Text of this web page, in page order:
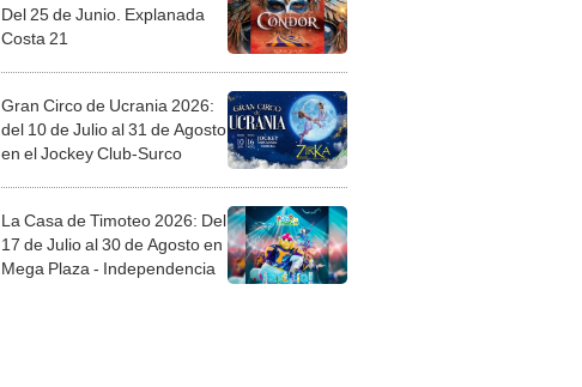
Del 25 de Junio. Explanada
Costa 21
Gran Circo de Ucrania 2026:
del 10 de Julio al 31 de Agosto
en el Jockey Club-Surco
La Casa de Timoteo 2026: Del
17 de Julio al 30 de Agosto en
Mega Plaza - Independencia